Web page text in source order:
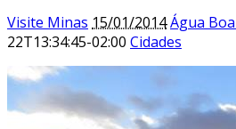
Visite Minas 15/01/2014Água
22T13:34:45-02:00 Cidades